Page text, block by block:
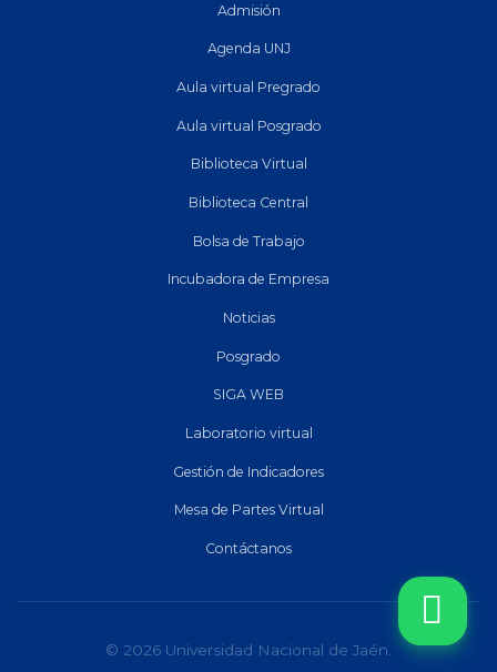
Admisión
Agenda UNJ
Aula virtual Pregrado
Aula virtual Posgrado
Biblioteca Virtual
Biblioteca Central
Bolsa de Trabajo
Incubadora de Empresa
Noticias
Posgrado
SIGA WEB
Laboratorio virtual
Gestión de Indicadores
Mesa de Partes Virtual
Contáctanos
© 2026 Universidad Nacional de Jaén.